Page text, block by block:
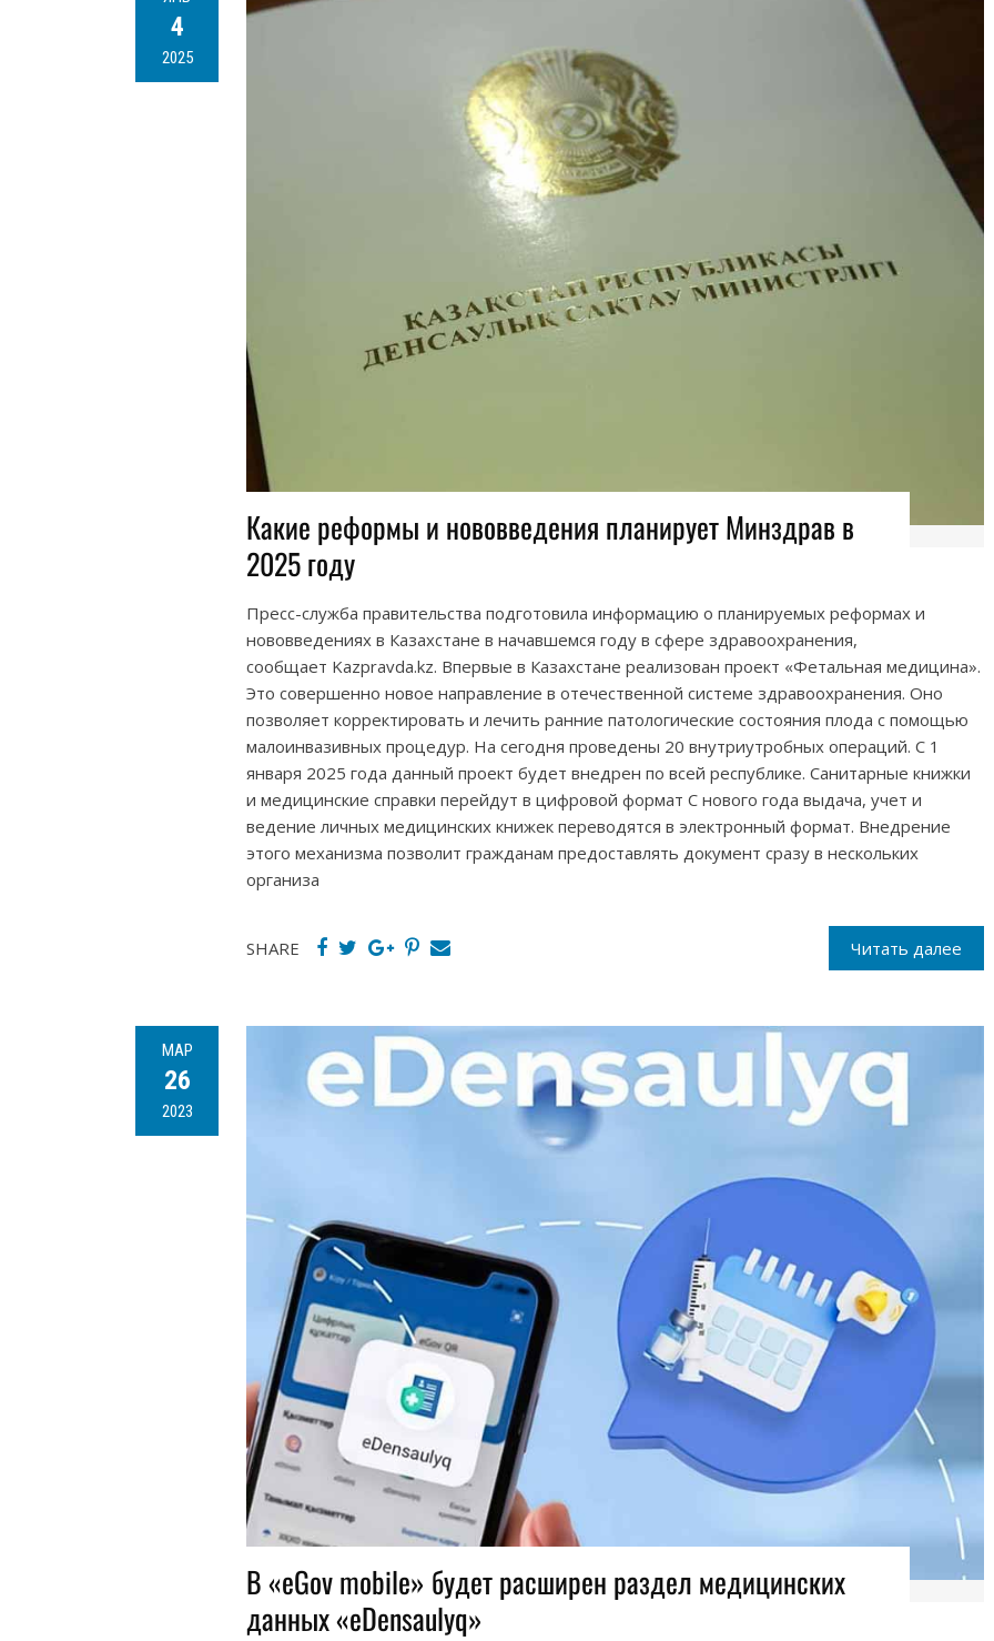
4
2025
Какие реформы и нововведения планирует Минздрав в
2025 году
Пресс-служба правительства подготовила информацию о планируемых реформах и
нововведениях в Казахстане в начавшемся году в сфере здравоохранения,
сообщает Kazpravda.kz. Впервые в Казахстане реализован проект «Фетальная медицина».
Это совершенно новое направление в отечественной системе здравоохранения. Оно
позволяет корректировать и лечить ранние патологические состояния плода с помощью
малоинвазивных процедур. На сегодня проведены 20 внутриутробных операций. С 1
января 2025 года данный проект будет внедрен по всей республике. Санитарные книжки
и медицинские справки перейдут в цифровой формат С нового года выдача, учет и
ведение личных медицинских книжек переводятся в электронный формат. Внедрение
этого механизма позволит гражданам предоставлять документ сразу в нескольких
организа
Читать далее
SHARE
МАР
26
2023
В «eGov mobile» будет расширен раздел медицинских
данных «eDensaulyq»